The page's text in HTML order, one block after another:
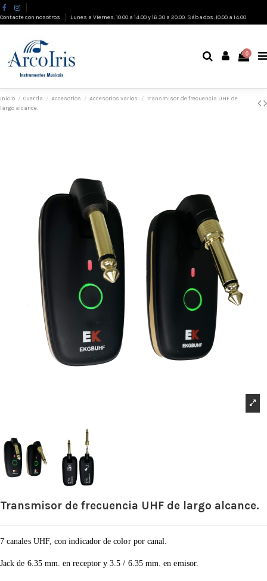
Contacte con nosotros Lunes a Viernes: 10:00 a 14:00 y 16:30 a 20:00. Sábados: 10:00 a 14:00
0
Inicio Cuerda Accesorios Accesorios varios
Transmisor de frecuencia UHF de
largo alcance.
Transmisor de frecuencia UHF de largo alcance.
7 canales UHF, con indicador de color por canal.
Jack de 6.35 mm. en receptor y 3.5 / 6.35 mm. en emisor.